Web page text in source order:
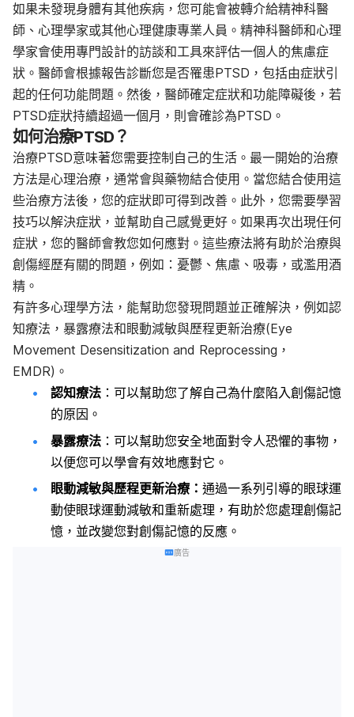
如果未發現身體有其他疾病，您可能會被轉介給精神科醫
師、心理學家或其他心理健康專業人員。精神科醫師和心理
學家會使用專門設計的訪談和工具來評估一個人的焦慮症
狀。醫師會根據報告診斷您是否罹患PTSD，包括由症狀引
起的任何功能問題。然後，醫師確定症狀和功能障礙後，若
PTSD症狀持續超過一個月，則會確診為PTSD。
如何治療PTSD？
治療PTSD意味著您需要控制自己的生活。最一開始的治療
方法是心理治療，通常會與藥物結合使用。當您結合使用這
些治療方法後，您的症狀即可得到改善。此外，您需要學習
技巧以解決症狀，並幫助自己感覺更好。如果再次出現任何
症狀，您的醫師會教您如何應對。這些療法將有助於治療與
創傷經歷有關的問題，例如：憂鬱、焦慮、吸毒，或濫用酒
精。
有許多心理學方法，能幫助您發現問題並正確解決，例如認
知療法，暴露療法和眼動減敏與歷程更新治療(Eye
Movement Desensitization and Reprocessing，
EMDR)。
認知療法 ：可以幫助您了解自己為什麼陷入創傷記憶
的原因。
暴露療法 ：可以幫助您安全地面對令人恐懼的事物，
以便您可以學會有效地應對它。
眼動減敏與歷程更新治療： 通過一系列引導的眼球運
動使眼球運動減敏和重新處理，有助於您處理創傷記
憶，並改變您對創傷記憶的反應。
廣告